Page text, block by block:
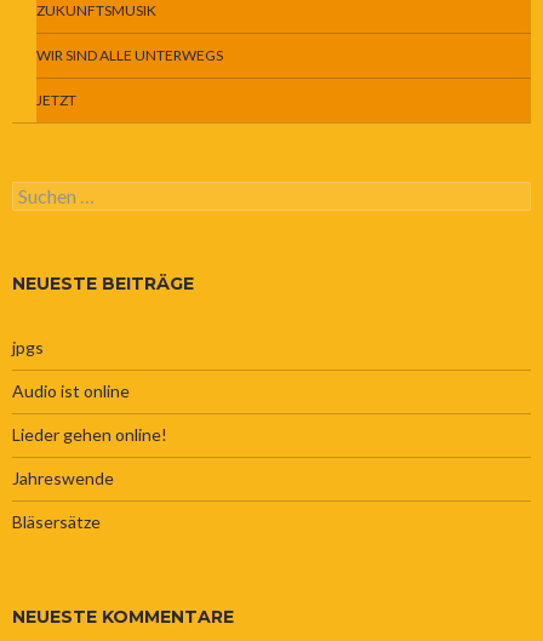
ZUKUNFTSMUSIK
WIR SIND ALLE UNTERWEGS
JETZT
Suchen
nach:
NEUESTE BEITRÄGE
jpgs
Audio ist online
Lieder gehen online!
Jahreswende
Bläsersätze
NEUESTE KOMMENTARE